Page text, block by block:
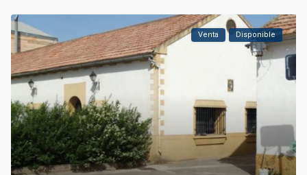
Venta Disponible